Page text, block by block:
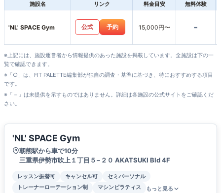
施設名
リンク 料金目安 無料体験
'NL' SPACE Gym 公式 予約 15,000円〜 -
※上記には、施設運営者から情報提供のあった施設を掲載しています。全施設は下の一
覧で確認できます。
※「○」は、FIT PALETTE編集部が独自の調査・基準に基づき、特におすすめする項目
です。
※「－」は未提供を示すものではありません。詳細は各施設の公式サイトをご確認くだ
さい。
'NL' SPACE Gym
朝熊駅から車で10分
三重県伊勢市吹上１丁目５−２０ AKATSUKI Bld 4F
レッスン振替可 キャンセル可
セミパーソナル
トレーナーローテーション制
マシンピラティス もっと見る